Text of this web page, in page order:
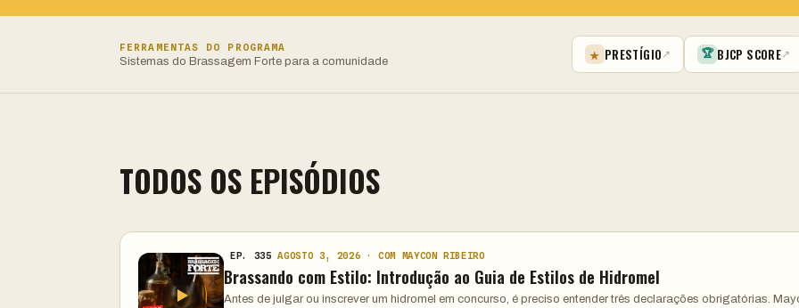
FERRAMENTAS DO PROGRAMA
Sistemas do Brassagem Forte para a comunidade
★ PRESTÍGIO ↗ 🏆 BJCP SCORE↗
TODOS OS EPISÓDIOS
EP. 335 AGOSTO 3, 2026 · COM MAYCON RIBEIRO
Brassando com Estilo: Introdução ao Guia de Estilos de Hidromel
Antes de julgar ou inscrever um hidromel em concurso, é preciso entender três declarações obrigatórias.